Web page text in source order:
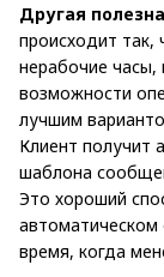
Другая
происходит
нерабочие часы,
возможности
лучшим
Клиент получит
шаблона
Это хороший
время, когда